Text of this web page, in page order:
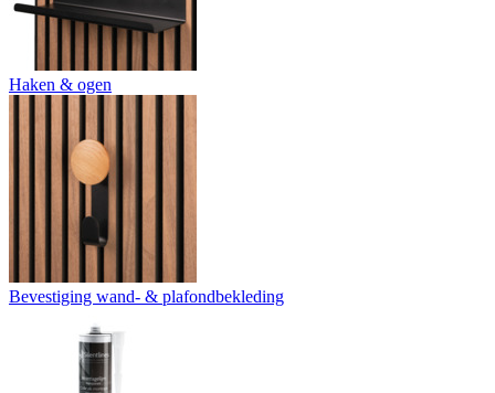
Haken & ogen
Bevestiging wand- & plafondbekleding